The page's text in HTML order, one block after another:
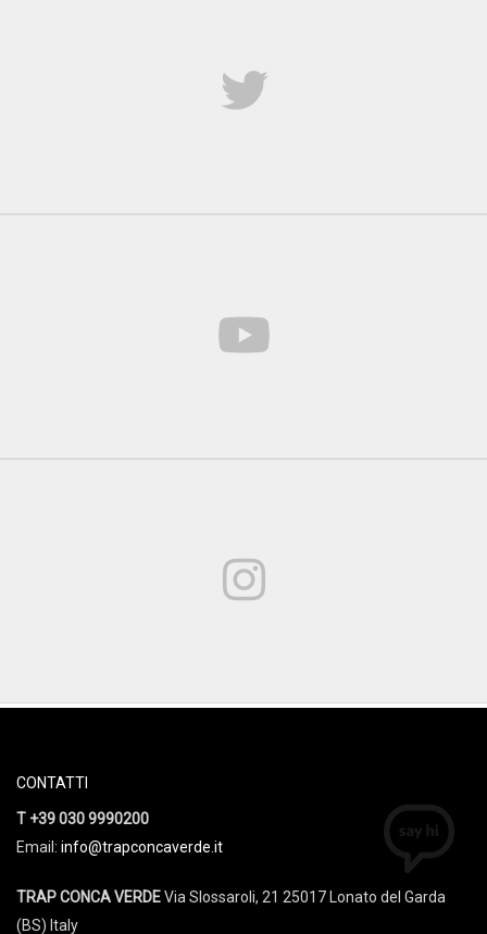
CONTATTI
T +39 030 9990200
Email: info@trapconcaverde.it
TRAP CONCA VERDEVia Slossaroli, 21 25017 Lonato del Garda
(BS) Italy